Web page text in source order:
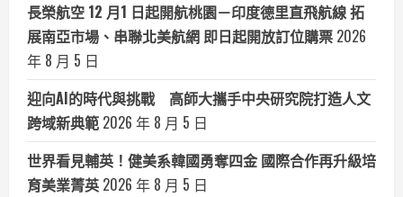
長榮航空 12 月1 日起開航桃園－印度德里直飛航線 拓
展南亞市場、串聯北美航網 即日起開放訂位購票 2026
年 8 月 5 日
迎向AI的時代與挑戰 高師大攜手中央研究院打造人文
跨域新典範 2026 年 8 月 5 日
世界看見輔英！健美系韓國勇奪四金 國際合作再升級培
育美業菁英 2026 年 8 月 5 日